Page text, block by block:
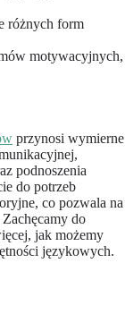
różnych form
motywacyjnych,
przynosi wymierne
podnoszenia
do potrzeb
co pozwala na
do
jak możemy
językowych.